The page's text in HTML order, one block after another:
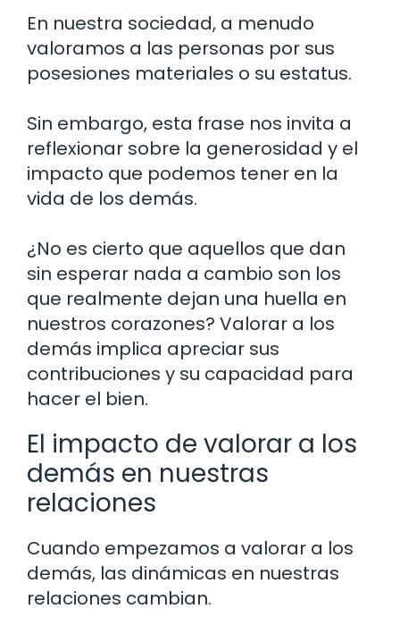
En nuestra sociedad, a menudo
valoramos a las personas por sus
posesiones materiales o su estatus.
Sin embargo, esta frase nos invita a
reflexionar sobre la generosidad y el
impacto que podemos tener en la
vida de los demás.
¿No es cierto que aquellos que dan
sin esperar nada a cambio son los
que realmente dejan una huella en
nuestros corazones? Valorar a los
demás implica apreciar sus
contribuciones y su capacidad para
hacer el bien.
El impacto de valorar a los
demás en nuestras
relaciones
Cuando empezamos a valorar a los
demás, las dinámicas en nuestras
relaciones cambian.